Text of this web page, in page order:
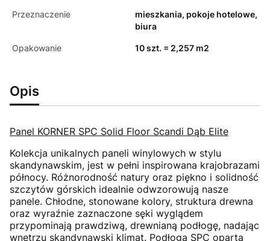
Przeznaczenie
mieszkania, pokoje hotelowe,
biura
Opakowanie 10 szt. = 2,257 m2
Opis
Panel KORNER SPC Solid Floor Scandi Dąb Elite
Kolekcja unikalnych paneli winylowych w stylu
skandynawskim, jest w pełni inspirowana krajobrazami
północy. Różnorodność natury oraz piękno i solidność
szczytów górskich idealnie odwzorowują nasze
panele. Chłodne, stonowane kolory, struktura drewna
oraz wyraźnie zaznaczone sęki wyglądem
przypominają prawdziwą, drewnianą podłogę, nadając
wnętrzu skandynawski klimat. Podłoga SPC oparta